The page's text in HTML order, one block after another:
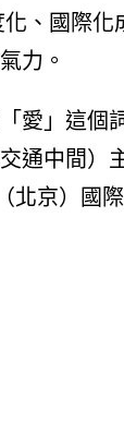
、國際化
力。
愛」這個
通中間）
北京）國際